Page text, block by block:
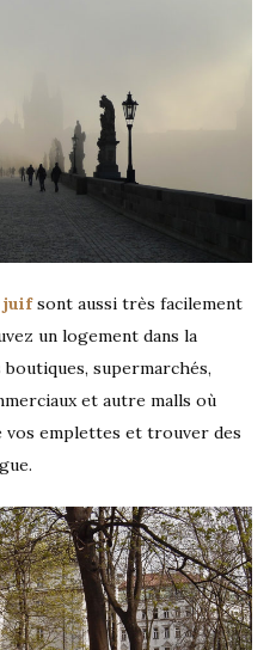
juif sont aussi très facilement
un logement dans la
supermarchés,
et autre malls où
emplettes et trouver des